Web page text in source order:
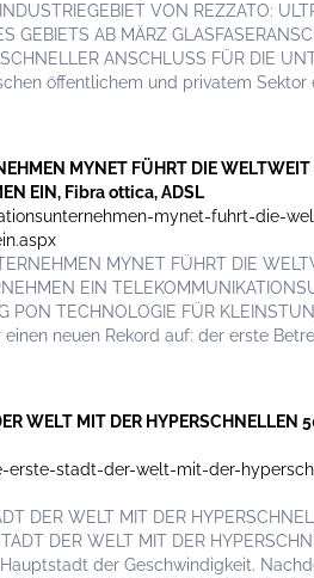
VON REZZATO:
GEBIETS AB MÄRZ
ANSCHLUSS FÜR DIE
öffentlichem und privatem Sektor
MYNET FÜHRT DIE WELTWEIT
EIN, Fibra ottica, ADSL
mynet-fuhrt-die-
MYNET FÜHRT DIE
EIN
PON TECHNOLOGIE FÜR
neuen Rekord auf: der erste
WELT MIT DER HYPERSCHNELLEN
stadt-der-welt-mit-der-
DER WELT MIT DER
DER WELT MIT DER
der Geschwindigkeit.